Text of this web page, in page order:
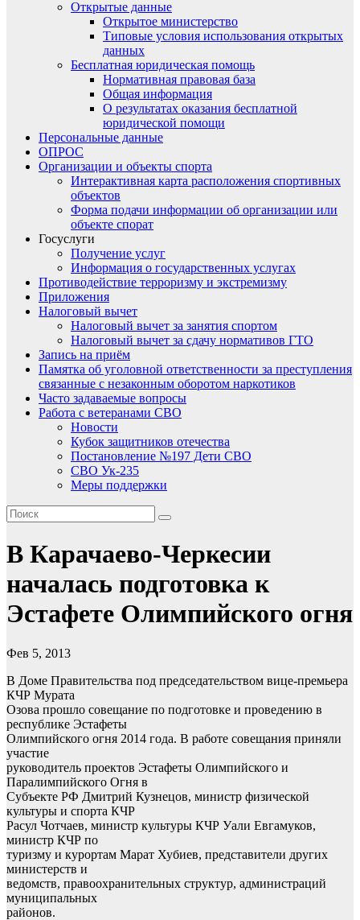
Открытые данные
Открытое министерство
Типовые условия использования открытых
данных
Бесплатная юридическая помощь
Нормативная правовая база
Общая информация
О результатах оказания бесплатной
юридической помощи
Персональные данные
ОПРОС
Организации и объекты спорта
Интерактивная карта расположения спортивных
объектов
Форма подачи информации об организации или
объекте спорат
Госуслуги
Получение услуг
Информация о государственных услугах
Противодействие терроризму и экстремизму
Приложения
Налоговый вычет
Налоговый вычет за занятия спортом
Налоговый вычет за сдачу нормативов ГТО
Запись на приём
Памятка об уголовной ответственности за преступления
связанные с незаконным оборотом наркотиков
Часто задаваемые вопросы
Работа с ветеранами СВО
Новости
Кубок защитников отечества
Постановление №197 Дети СВО
СВО Ук-235
Меры поддержки
В Карачаево-Черкесии
началась подготовка к
Эстафете Олимпийского огня
Фев 5, 2013
В Доме Правительства под председательством вице-премьера
КЧР Мурата
Озова прошло совещание по подготовке и проведению в
республике Эстафеты
Олимпийского огня 2014 года. В работе совещания приняли
участие
руководитель проектов Эстафеты Олимпийского и
Паралимпийского Огня в
Субъекте РФ Дмитрий Кузнецов, министр физической
культуры и спорта КЧР
Расул Чотчаев, министр культуры КЧР Уали Евгамуков,
министр КЧР по
туризму и курортам Марат Хубиев, представители других
министерств и
ведомств, правоохранительных структур, администраций
муниципальных
районов.